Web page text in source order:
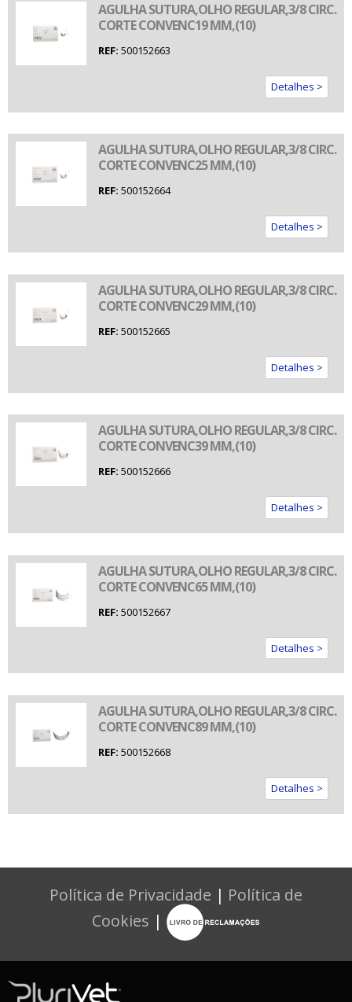
AGULHA SUTURA,OLHO REGULAR,3/8 CIRC.
CORTE CONVENC19 MM,(10)
REF: 500152663
Detalhes >
AGULHA SUTURA,OLHO REGULAR,3/8 CIRC.
CORTE CONVENC25 MM,(10)
REF: 500152664
Detalhes >
AGULHA SUTURA,OLHO REGULAR,3/8 CIRC.
CORTE CONVENC29 MM,(10)
REF: 500152665
Detalhes >
AGULHA SUTURA,OLHO REGULAR,3/8 CIRC.
CORTE CONVENC39 MM,(10)
REF: 500152666
Detalhes >
AGULHA SUTURA,OLHO REGULAR,3/8 CIRC.
CORTE CONVENC65 MM,(10)
REF: 500152667
Detalhes >
AGULHA SUTURA,OLHO REGULAR,3/8 CIRC.
CORTE CONVENC89 MM,(10)
REF: 500152668
Detalhes >
Política de Privacidade | Política de
Cookies |